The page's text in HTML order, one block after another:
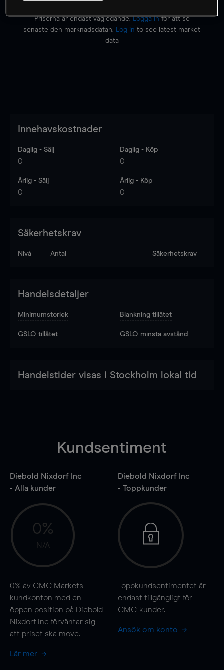
Priserna är endast vägledande.Logga inför att se
senaste den marknadsdatan.
Log in to see latest market
data
Innehavskostnader
Daglig - Sälj
0
Daglig - Köp
0
Årlig - Sälj
0
Årlig - Köp
0
Säkerhetskrav
Nivå Antal Säkerhetskrav
Handelsdetaljer
Minimumstorlek Blankning tillåtet
GSLO tillåtet GSLO minsta avstånd
Handelstider visas i Stockholm lokal tid
Kundsentiment
Diebold Nixdorf Inc
- Alla kunder
0%
N/A
0% av CMC Markets
kundkonton med en
öppen position på Diebold
Nixdorf Inc förväntar sig
att priset ska move.
Lär mer
Diebold Nixdorf Inc
- Toppkunder
Toppkundsentimentet är
endast tillgängligt för
CMC-kunder.
Ansök om konto